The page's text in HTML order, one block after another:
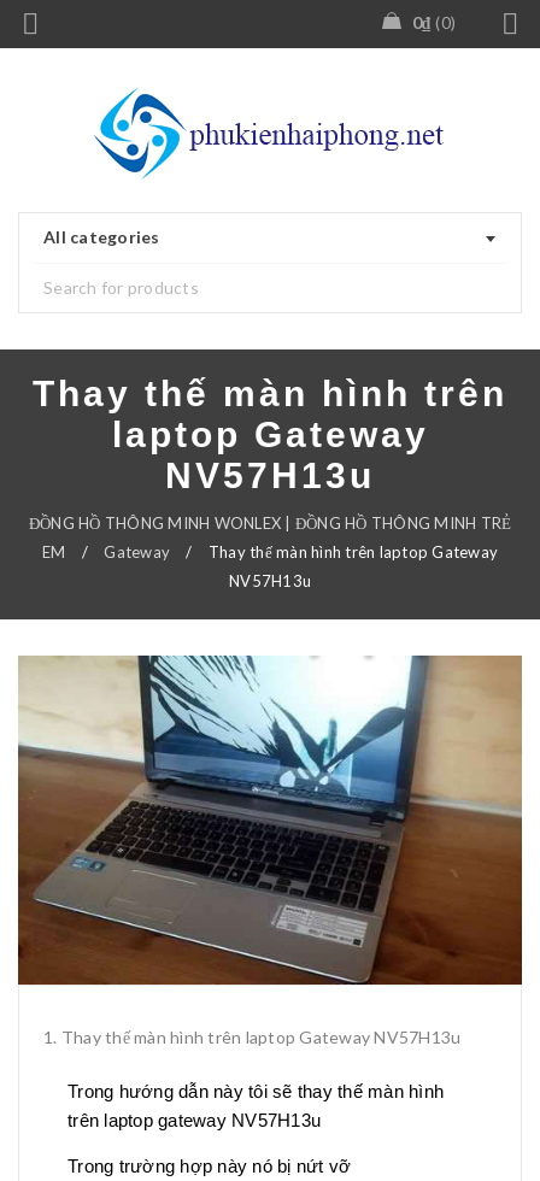
0₫ 0
All categories
Thay thế màn hình trên
laptop Gateway
NV57H13u
ĐỒNG HỒ THÔNG MINH WONLEX | ĐỒNG HỒ THÔNG MINH TRẺ
EM
/ Gateway /
Thay thế màn hình trên laptop Gateway
NV57H13u
Thay thế màn hình trên laptop Gateway NV57H13u
Trong hướng dẫn này tôi sẽ thay thế màn hình
trên laptop gateway NV57H13u
Trong trường hợp này nó bị nứt vỡ